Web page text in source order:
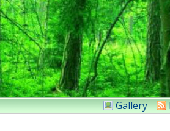
Gallery